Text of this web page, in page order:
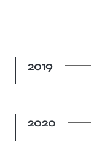
2019
2020